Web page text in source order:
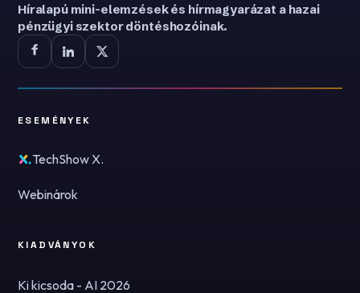
Híralapú mini-elemzések és hírmagyarázat a hazai
pénzügyi szektor döntéshozóinak.
ESEMÉNYEK
TechShow X.
Webinárok
KIADVÁNYOK
Ki kicsoda - AI 2026